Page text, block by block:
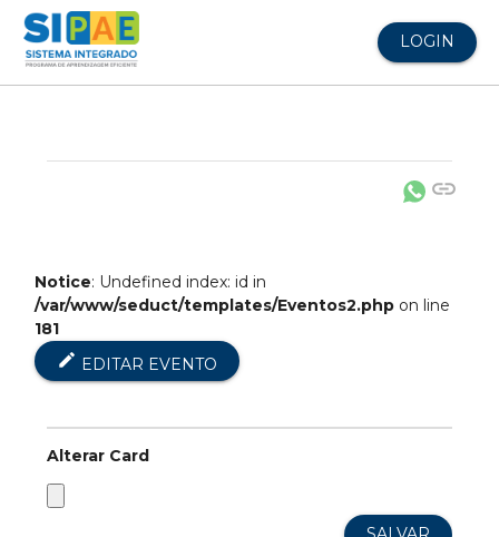
LOGIN
link
Notice: Undefined index: id in
/var/www/seduct/templates/Eventos2.php on line
181
edit EDITAR EVENTO
Alterar Card